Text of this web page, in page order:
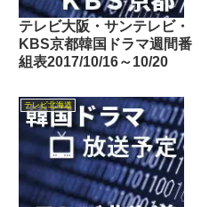
テレビ大阪・サンテレビ・
KBS京都韓国ドラマ週間番
組表2017/10/16～10/20
テレビ北海道